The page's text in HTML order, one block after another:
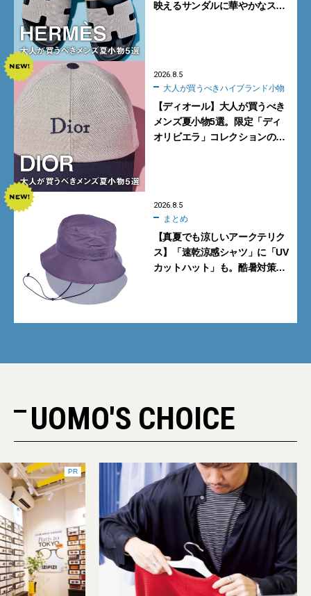
映えるサンダルに華やかなス
2026.8.5
大人が買うべきハイブランド小物
【ディオール】大人が買うべき
メンズ夏小物5選。限定「ディ
オリビエラ」コレクションの
2026.8.5
まとめ
【真夏でも涼しいアークテリク
ス】「速乾涼感シャツ」に「UV
カットハット」も。酷暑対策に
UOMO'S CHOICE
PR